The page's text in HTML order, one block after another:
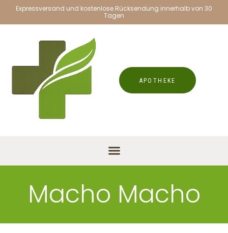
Expressversand und kostenlose Rücksendung innerhalb von 30
Tagen
APOTHEKE
Macho Macho